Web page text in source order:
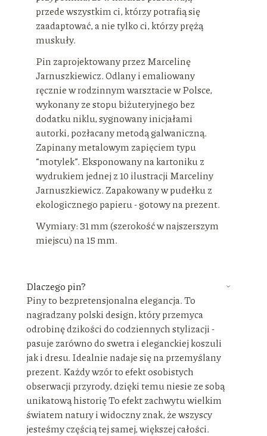
przede wszystkim ci, którzy potrafią się
zaadaptować, a nie tylko ci, którzy prężą
muskuły.
Pin zaprojektowany przez Marcelinę
Jarnuszkiewicz. Odlany i emaliowany
ręcznie w rodzinnym warsztacie w Polsce,
wykonany ze stopu biżuteryjnego bez
dodatku niklu, sygnowany inicjałami
autorki, pozłacany metodą galwaniczną.
Zapinany metalowym zapięciem typu
“motylek”. Eksponowany na kartoniku z
wydrukiem jednej z 10 ilustracji Marceliny
Jarnuszkiewicz. Zapakowany w pudełku z
ekologicznego papieru - gotowy na prezent.
Wymiary: 31 mm (szerokość w najszerszym
miejscu) na 15 mm.
Dlaczego pin?
Piny to bezpretensjonalna elegancja. To
nagradzany polski design, który przemyca
odrobinę dzikości do codziennych stylizacji -
pasuje zarówno do swetra i eleganckiej koszuli
jak i dresu. Idealnie nadaje się na przemyślany
prezent. Każdy wzór to efekt osobistych
obserwacji przyrody, dzięki temu niesie ze sobą
unikatową historię To efekt zachwytu wielkim
światem natury i widoczny znak, że wszyscy
jesteśmy częścią tej samej, większej całości.